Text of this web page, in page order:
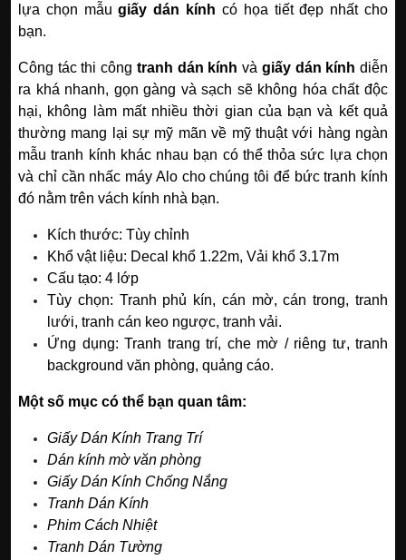
lựa chọn mẫugiấy dán kính có họa tiết đẹp nhất cho
bạn.
Công tác thi công tranh dán kính và giấy dán kính diễn
ra khá nhanh, gọn gàng và sạch sẽ không hóa chất độc
hại, không làm mất nhiều thời gian của bạn và kết quả
thường mang lại sự mỹ mãn về mỹ thuật với hàng ngàn
mẫu tranh kính khác nhau bạn có thể thỏa sức lựa chọn
và chỉ cần nhấc máy Alo cho chúng tôi để bức tranh kính
đó nằm trên vách kính nhà bạn.
Kích thước: Tùy chỉnh
Khổ vật liệu: Decal khổ 1.22m, Vải khổ 3.17m
Cấu tạo: 4 lớp
Tùy chọn: Tranh phủ kín, cán mờ, cán trong, tranh
lưới, tranh cán keo ngược, tranh vải.
Ứng dụng: Tranh trang trí, che mờ / riêng tư, tranh
background văn phòng, quảng cáo.
Một số mục có thể bạn quan tâm:
Giấy Dán Kính Trang Trí
Dán kính mờ văn phòng
Giấy Dán Kính Chống Nắng
Tranh Dán Kính
Phim Cách Nhiệt
Tranh Dán Tường